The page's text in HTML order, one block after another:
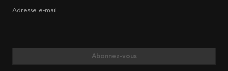
Adresse e-mail
Abonnez-vous